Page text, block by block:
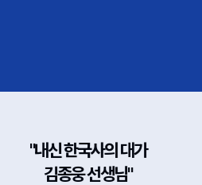
"내신 한국사의 대가
김종웅 선생님"